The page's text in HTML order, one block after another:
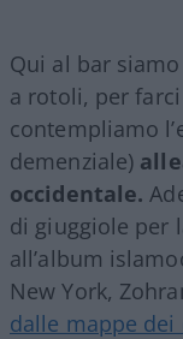
Qui al bar
a rotoli, per
contempliamo
demenziale)
occidentale.
di giuggiole per
all’album
New York,
dalle mappe